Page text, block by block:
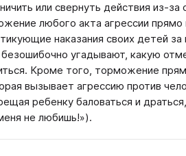
или свернуть действия из-
любого акта агрессии
наказания своих детей
угадывают, какую
Кроме того, торможение
вызывает агрессию против
ребенку баловаться и
не любишь!»).